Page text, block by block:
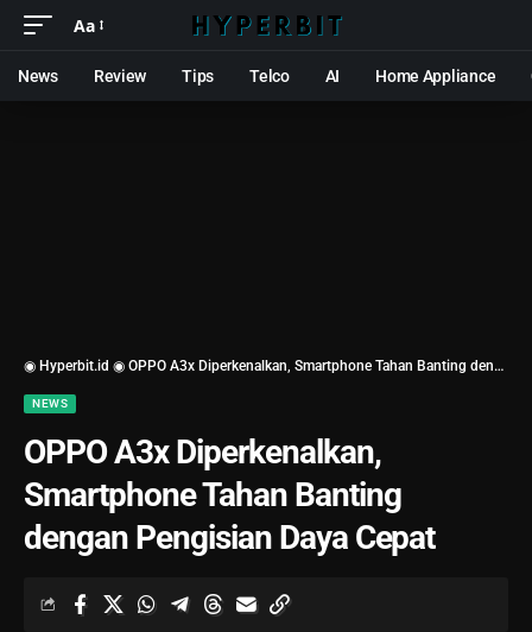
Aa
News Review Tips Telco AI Home Appliance
◉ Hyperbit.id ◉ OPPO A3x Diperkenalkan, Smartphone Tahan Banting dengan Pengisian Daya Cepat
NEWS
OPPO A3x Diperkenalkan,
Smartphone Tahan Banting
dengan Pengisian Daya Cepat